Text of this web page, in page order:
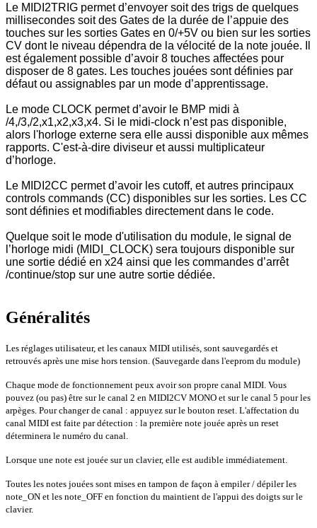
Le MIDI2TRIG permet d’envoyer soit des trigs de quelques
millisecondes soit des Gates de la durée de l’appuie des
touches sur les sorties Gates en 0/+5V ou bien sur les sorties
CV dont le niveau dépendra de la vélocité de la note jouée. Il
est également possible d’avoir 8 touches affectées pour
disposer de 8 gates. Les touches jouées sont définies par
défaut ou assignables par un mode d’apprentissage.
Le mode CLOCK permet d’avoir le BMP midi à
/4,/3,/2,x1,x2,x3,x4. Si le midi-clock n’est pas disponible,
alors l'horloge externe sera elle aussi disponible aux mêmes
rapports. C'est-à-dire diviseur et aussi multiplicateur
d’horloge.
Le MIDI2CC permet d’avoir les cutoff, et autres principaux
controls commands (CC) disponibles sur les sorties. Les CC
sont définies et modifiables directement dans le code.
Quelque soit le mode d'utilisation du module, le signal de
l’horloge midi (MIDI_CLOCK) sera toujours disponible sur
une sortie dédié en x24 ainsi que les commandes d’arrêt
/continue/stop sur une autre sortie dédiée.
Généralités
Les réglages utilisateur, et les canaux MIDI utilisés, sont sauvegardés et
retrouvés après une mise hors tension. (Sauvegarde dans l'eeprom du module)
Chaque mode de fonctionnement peux avoir son propre canal MIDI. Vous
pouvez (ou pas) être sur le canal 2 en MIDI2CV MONO et sur le canal 5 pour les
arpèges. Pour changer de canal : appuyez sur le bouton reset. L'affectation du
canal MIDI est faite par détection : la première note jouée après un reset
déterminera le numéro du canal.
Lorsque une note est jouée sur un clavier, elle est audible immédiatement.
Toutes les notes jouées sont mises en tampon de façon à empiler / dépiler les
note_ON et les note_OFF en fonction du maintient de l'appui des doigts sur le
clavier.